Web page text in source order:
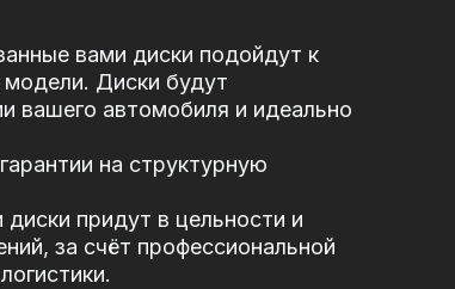
вами диски подойдут к
Диски будут
вашего автомобиля и идеально
на структурную
придут в цельности и
за счёт профессиональной